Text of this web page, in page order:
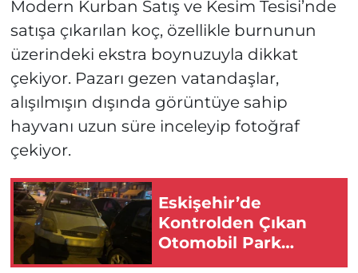
Modern Kurban Satış ve Kesim Tesisi’nde
satışa çıkarılan koç, özellikle burnunun
üzerindeki ekstra boynuzuyla dikkat
çekiyor. Pazarı gezen vatandaşlar,
alışılmışın dışında görüntüye sahip
hayvanı uzun süre inceleyip fotoğraf
çekiyor.
Eskişehir’de
Kontrolden Çıkan
Otomobil Park
Halindeki Araçları